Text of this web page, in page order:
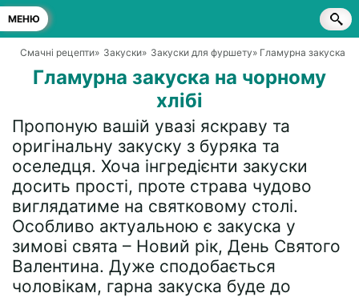
МЕНЮ
Смачні рецепти» Закуски» Закуски для фуршету» Гламурна закуска
Гламурна закуска на чорному
хлібі
Пропоную вашій увазі яскраву та
оригінальну закуску з буряка та
оселедця. Хоча інгредієнти закуски
досить прості, проте страва чудово
виглядатиме на святковому столі.
Особливо актуальною є закуска у
зимові свята – Новий рік, День Святого
Валентина. Дуже сподобається
чоловікам, гарна закуска буде до